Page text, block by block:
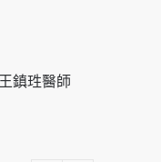
鎮珄醫師